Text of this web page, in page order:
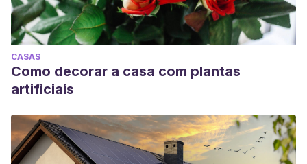
CASAS
Como decorar a casa com plantas
artificiais